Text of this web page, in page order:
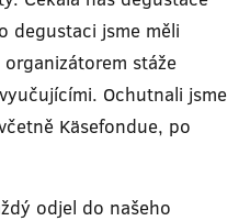
degustaci jsme měli
stáže
Ochutnali jsme
Käsefondue, po
odjel do našeho